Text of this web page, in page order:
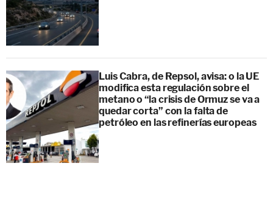
Luis Cabra, de Repsol, avisa: o la UE
modifica esta regulación sobre el
metano o “la crisis de Ormuz se va a
quedar corta” con la falta de
petróleo en las refinerías europeas